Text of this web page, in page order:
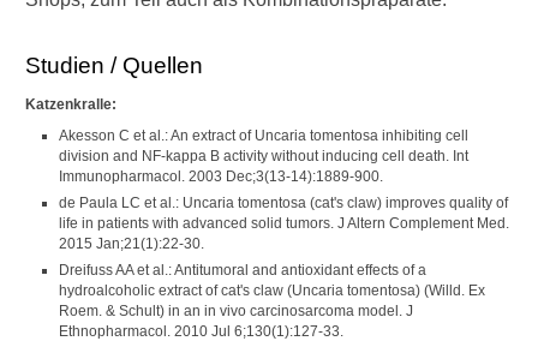
Studien / Quellen
Katzenkralle:
Akesson C et al.: An extract of Uncaria tomentosa inhibiting cell
division and NF-kappa B activity without inducing cell death. Int
Immunopharmacol. 2003 Dec;3(13-14):1889-900.
de Paula LC et al.: Uncaria tomentosa (cat's claw) improves quality of
life in patients with advanced solid tumors. J Altern Complement Med.
2015 Jan;21(1):22-30.
Dreifuss AA et al.: Antitumoral and antioxidant effects of a
hydroalcoholic extract of cat's claw (Uncaria tomentosa) (Willd. Ex
Roem. & Schult) in an in vivo carcinosarcoma model. J
Ethnopharmacol. 2010 Jul 6;130(1):127-33.